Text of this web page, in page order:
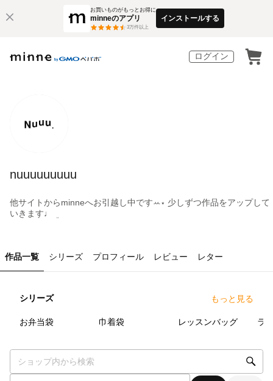
お買いものがもっとお得に
minneのアプリ
3万件以上
インストールする
ログイン
nuuuuuuuuu
他サイトからminneへお引越し中ですꕀ⋆ 少しずつ作品をアップして
いきます♩ ܸ
作品一覧 シリーズ プロフィール レビュー レター
シリーズ もっと見る
お弁当袋 巾着袋 レッスンバッグ ラ